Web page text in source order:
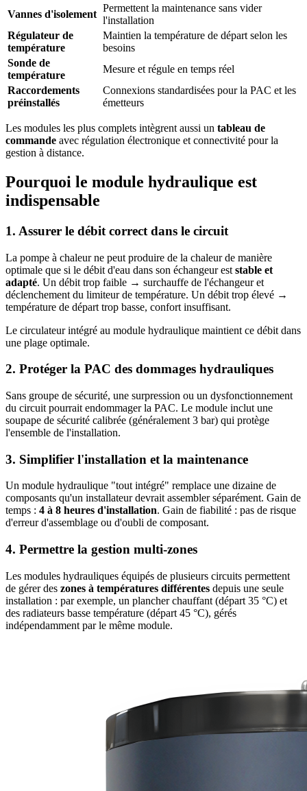
Vannes d'isolement
Permettent la maintenance sans vider
l'installation
Régulateur de
température
Maintien la température de départ selon les
besoins
Sonde de
température
Mesure et régule en temps réel
Raccordements
préinstallés
Connexions standardisées pour la PAC et les
émetteurs
Les modules les plus complets intègrent aussi un tableau de
commande avec régulation électronique et connectivité pour la
gestion à distance.
Pourquoi le module hydraulique est
indispensable
1. Assurer le débit correct dans le circuit
La pompe à chaleur ne peut produire de la chaleur de manière
optimale que si le débit d'eau dans son échangeur est stable et
adapté. Un débit trop faible → surchauffe de l'échangeur et
déclenchement du limiteur de température. Un débit trop élevé →
température de départ trop basse, confort insuffisant.
Le circulateur intégré au module hydraulique maintient ce débit dans
une plage optimale.
2. Protéger la PAC des dommages hydrauliques
Sans groupe de sécurité, une surpression ou un dysfonctionnement
du circuit pourrait endommager la PAC. Le module inclut une
soupape de sécurité calibrée (généralement 3 bar) qui protège
l'ensemble de l'installation.
3. Simplifier l'installation et la maintenance
Un module hydraulique "tout intégré" remplace une dizaine de
composants qu'un installateur devrait assembler séparément. Gain de
temps : 4 à 8 heures d'installation. Gain de fiabilité : pas de risque
d'erreur d'assemblage ou d'oubli de composant.
4. Permettre la gestion multi-zones
Les modules hydrauliques équipés de plusieurs circuits permettent
de gérer des zones à températures différentes depuis une seule
installation : par exemple, un plancher chauffant (départ 35 °C) et
des radiateurs basse température (départ 45 °C), gérés
indépendamment par le même module.